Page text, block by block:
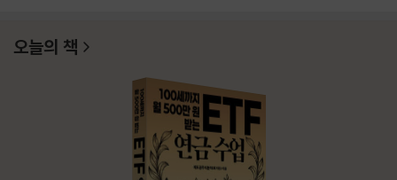
오늘의 책